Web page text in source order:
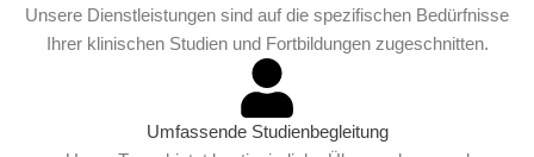
Unsere Dienstleistungen sind auf die spezifischen Bedürfnisse
Ihrer klinischen Studien und Fortbildungen zugeschnitten.
Umfassende Studienbegleitung